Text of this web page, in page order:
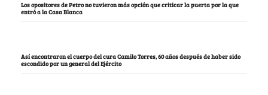
Los opositores de Petro no tuvieron más opción que criticar la puerta por la que
entró a la Casa Blanca
Así encontraron el cuerpo del cura Camilo Torres, 60 años después de haber sido
escondido por un general del Ejército